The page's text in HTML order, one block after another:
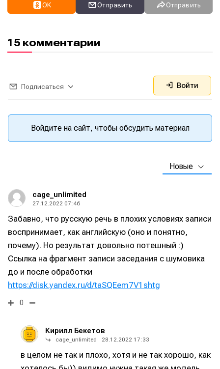
Написание
Исполнение
Инструменты
Оборудование
Написание
Исполнение
Инструменты
Оборудование
OK Отправить Отправить
15 комментарии
Подписаться Войти
Войдите на сайт, чтобы обсудить материал
Новые
cage_unlimited
27.12.2022 07:46
Забавно, что русскую речь в плохих условиях записи
воспринимает, как английскую (оно и понятно,
почему). Но результат довольно потешный :)
Ссылка на фрагмент записи заседания с шумовика
до и после обработки
https://disk.yandex.ru/d/taSQEem7V1shtg
0
Кирилл Бекетов
cage_unlimited 28.12.2022 17:33
в целом не так и плохо, хотя и не так хорошо, как